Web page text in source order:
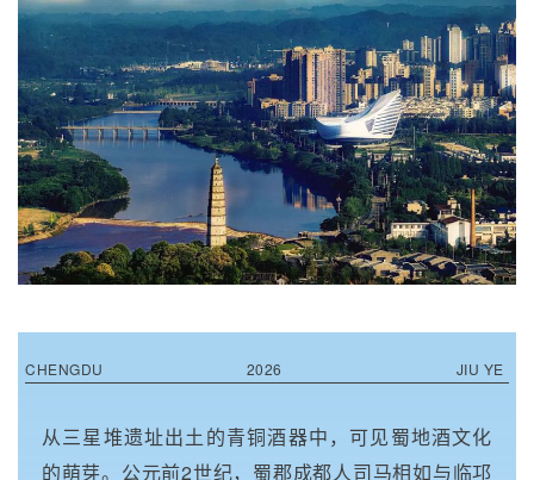
CHENGDU 2026 JIU YE
从三星堆遗址出土的青铜酒器中，可见蜀地酒文化
的萌芽。公元前2世纪，蜀郡成都人司马相如与临邛